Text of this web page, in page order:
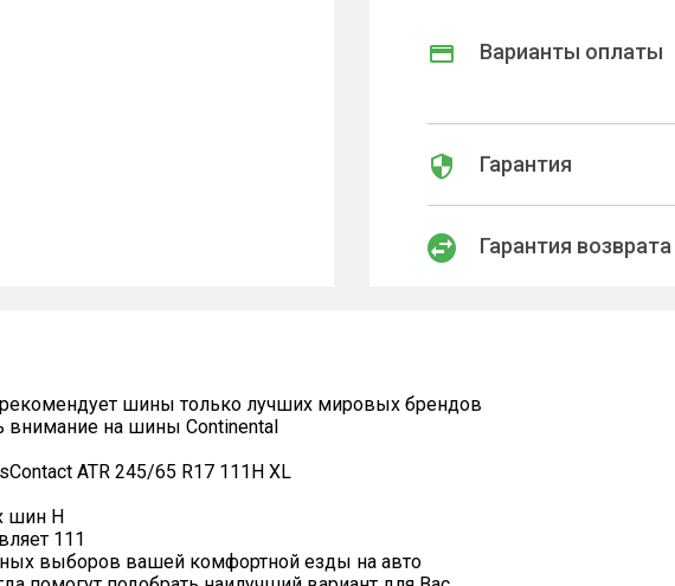
Варианты оплаты
Гарантия
Гарантия возврата
шины только лучших мировых брендов
внимание на шины Continental
ATR 245/65 R17 111H XL
шин H
111
выборов вашей комфортной езды на авто